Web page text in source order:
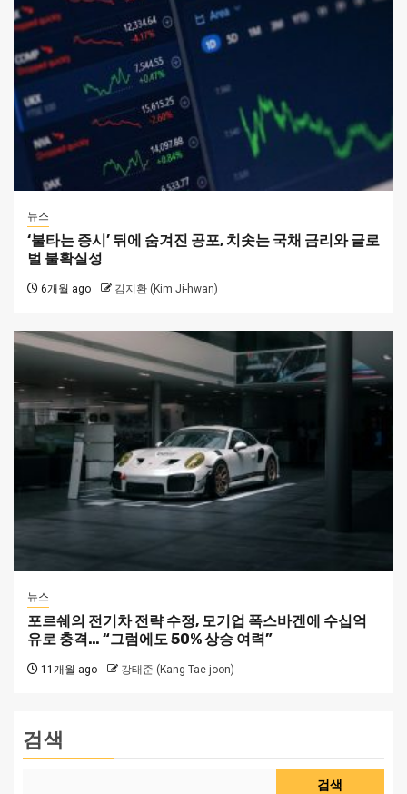
뉴스
‘불타는 증시’ 뒤에 숨겨진 공포, 치솟는 국채 금리와 글로
벌 불확실성
6개월 ago 김지환 (Kim Ji-hwan)
뉴스
포르쉐의 전기차 전략 수정, 모기업 폭스바겐에 수십억
유로 충격… “그럼에도 50% 상승 여력”
11개월 ago 강태준 (Kang Tae-joon)
검색
검색